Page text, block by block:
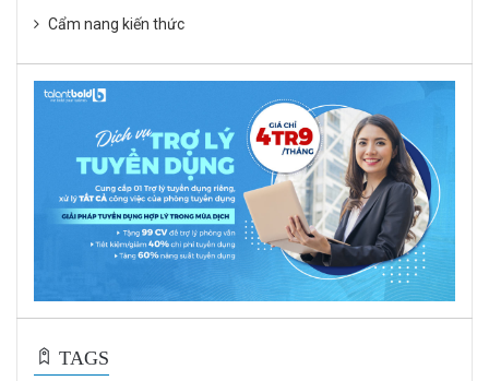
Cẩm nang kiến thức
TAGS